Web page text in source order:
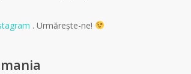
. Urmărește-ne!